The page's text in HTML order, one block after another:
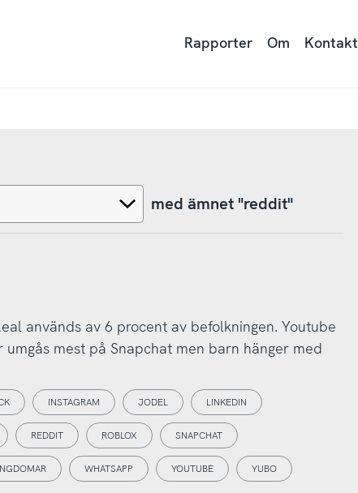
Rapporter Om Kontakt
med ämnet "reddit"
används av 6 procent av befolkningen. Youtube
mest på Snapchat men barn hänger med
INSTAGRAM JODEL LINKEDIN
REDDIT ROBLOX SNAPCHAT
WHATSAPP YOUTUBE YUBO